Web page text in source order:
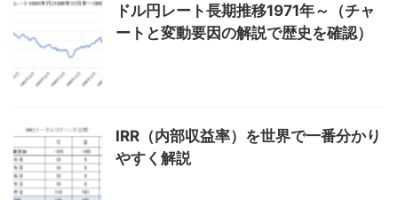
ドル円レート長期推移1971年～（チャ
ートと変動要因の解説で歴史を確認）
IRR（内部収益率）を世界で一番分かり
やすく解説